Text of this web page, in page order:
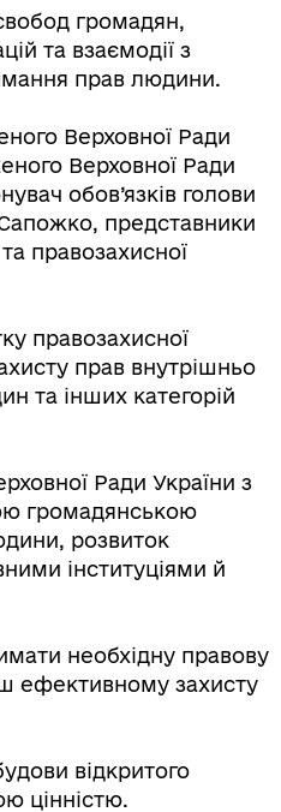
громадян,
та взаємодії з
прав людини.
Верховної Ради
Верховної Ради
обов’язків голови
представники
правозахисної
правозахисної
прав внутрішньо
та інших категорій
Ради України з
громадянською
розвиток
інституціями й
необхідну правову
ефективному захисту
відкритого
цінністю.